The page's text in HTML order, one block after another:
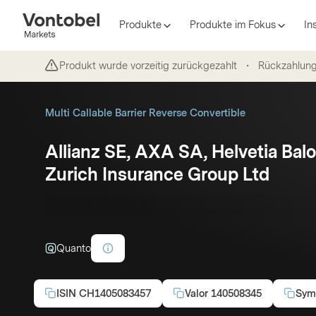
Produkte Produkte im Fokus
Produkt wurde vorzeitig zurückgezahlt ・
Multi Callable Barrier Reverse Convertible
Allianz SE, AXA SA, Helvetia
Zurich Insurance Group Ltd
Quanto
ISIN CH1405083457 Valor 140508345